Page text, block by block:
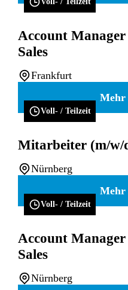
Account
Sales
Frankfurt
Mehr
Voll- / Teilzeit
Mitarbeiter (m/w/
Nürnberg
Mehr
Voll- / Teilzeit
Account
Sales
Nürnberg